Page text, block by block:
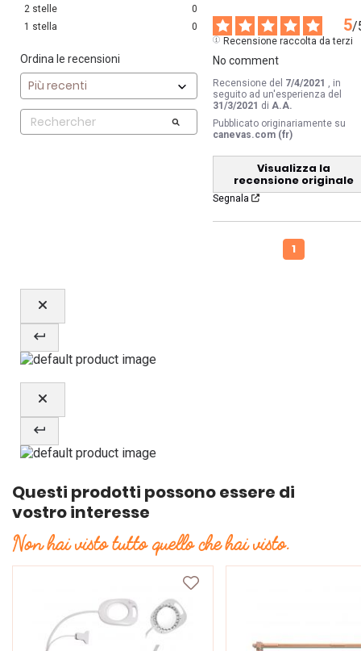
2 stelle
0
1 stella 0
Ordina le recensioni
5/
Recensione raccolta da terzi
No comment
Recensione del 7/4/2021
, in
seguito ad un'esperienza del
31/3/2021 di A.A.
Pubblicato originariamente su
canevas.com (fr)
Visualizza la
recensione originale
Segnala
1
Questi prodotti possono essere di
vostro interesse
Non hai visto tutto quello che hai visto.